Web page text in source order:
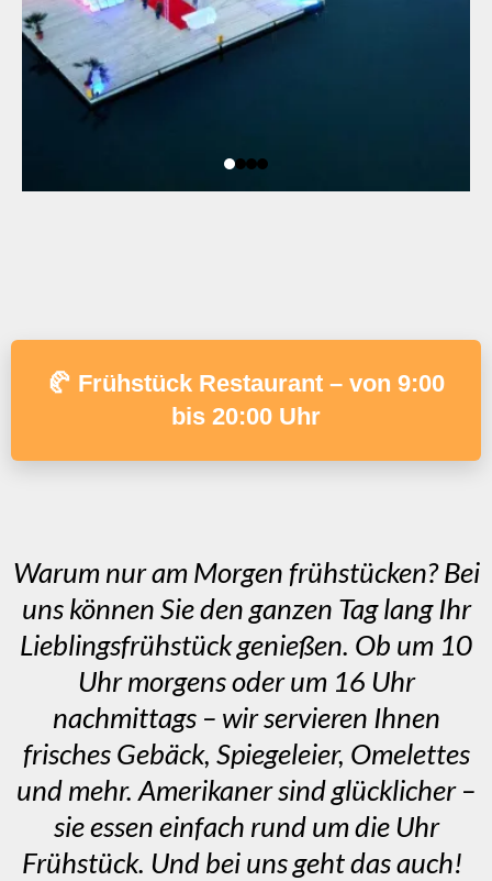
🥐 Frühstück Restaurant – von 9:00
bis 20:00 Uhr
Warum nur am Morgen frühstücken? Bei
uns können Sie den ganzen Tag lang Ihr
Lieblingsfrühstück genießen. Ob um 10
Uhr morgens oder um 16 Uhr
nachmittags – wir servieren Ihnen
frisches Gebäck, Spiegeleier, Omelettes
und mehr. Amerikaner sind glücklicher –
sie essen einfach rund um die Uhr
Frühstück. Und bei uns geht das auch!